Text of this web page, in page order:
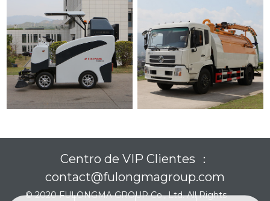
Centro de VIP Clientes ：
contact@fulongmagroup.com
© 2020 FULONGMA GROUP Co., Ltd. All Rights